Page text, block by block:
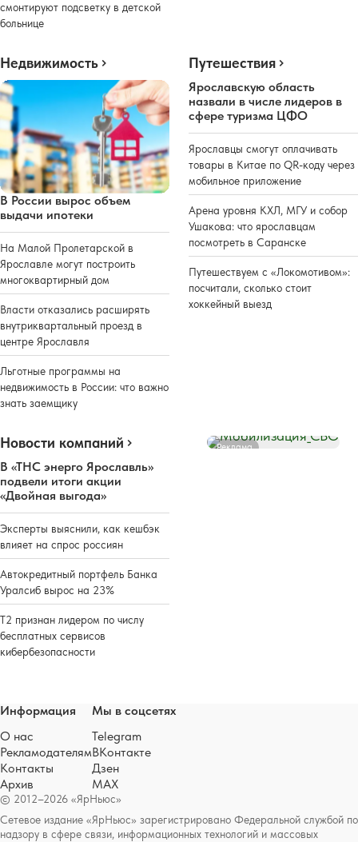
смонтируют подсветку в детской
больнице
Недвижимость
В России вырос объем
выдачи ипотеки
На Малой Пролетарской в
Ярославле могут построить
многоквартирный дом
Власти отказались расширять
внутриквартальный проезд в
центре Ярославля
Льготные программы на
недвижимость в России: что важно
знать заемщику
Путешествия
Ярославскую область
назвали в числе лидеров в
сфере туризма ЦФО
Ярославцы смогут оплачивать
товары в Китае по QR-коду через
мобильное приложение
Арена уровня КХЛ, МГУ и собор
Ушакова: что ярославцам
посмотреть в Саранске
Путешествуем с «Локомотивом»:
посчитали, сколько стоит
хоккейный выезд
Новости компаний
В «ТНС энерго Ярославль»
подвели итоги акции
«Двойная выгода»
Эксперты выяснили, как кешбэк
влияет на спрос россиян
Автокредитный портфель Банка
Уралсиб вырос на 23%
Т2 признан лидером по числу
бесплатных сервисов
кибербезопасности
Реклама
© 2012–2026 «ЯрНьюс»
Сетевое издание «ЯрНьюс» зарегистрировано Федеральной службой по
надзору в сфере связи, информационных технологий и массовых
Информация
О нас
Рекламодателям
Контакты
Архив
Мы в соцсетях
Telegram
ВКонтакте
Дзен
MAX